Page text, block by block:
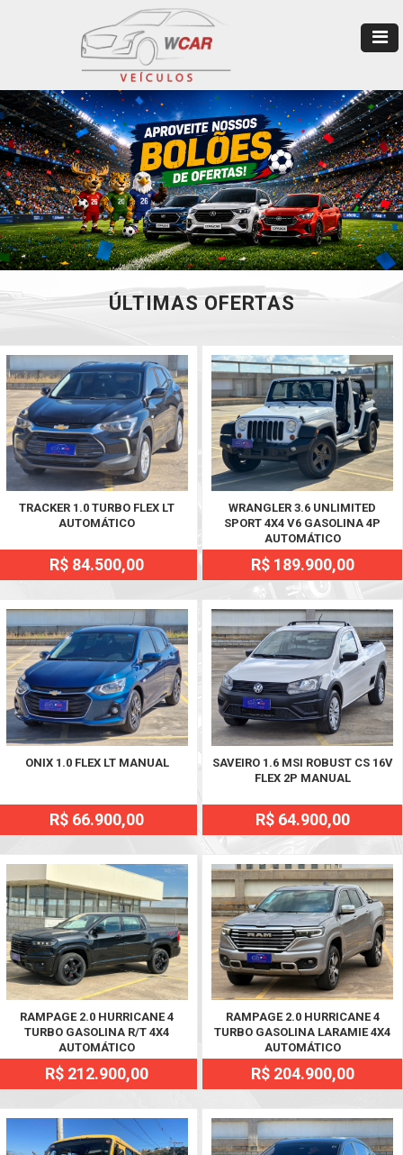
ÚLTIMAS OFERTAS
TRACKER 1.0 TURBO FLEX LT
AUTOMÁTICO
R$ 84.500,00
WRANGLER 3.6 UNLIMITED
SPORT 4X4 V6 GASOLINA 4P
AUTOMÁTICO
R$ 189.900,00
ONIX 1.0 FLEX LT MANUAL
R$ 66.900,00
SAVEIRO 1.6 MSI ROBUST CS 16V
FLEX 2P MANUAL
R$ 64.900,00
RAMPAGE 2.0 HURRICANE 4
TURBO GASOLINA R/T 4X4
AUTOMÁTICO
R$ 212.900,00
RAMPAGE 2.0 HURRICANE 4
TURBO GASOLINA LARAMIE 4X4
AUTOMÁTICO
R$ 204.900,00